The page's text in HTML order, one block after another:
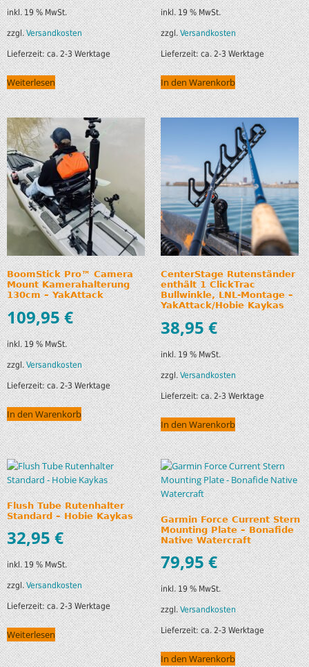
inkl. 19 % MwSt.
zzgl.Versandkosten
Lieferzeit:ca. 2-3 Werktage
Weiterlesen
inkl. 19 % MwSt.
zzgl.Versandkosten
Lieferzeit:ca. 2-3 Werktage
In den Warenkorb
BoomStick Pro™ Camera
Mount Kamerahalterung
130cm – YakAttack
109,95€
inkl. 19 % MwSt.
zzgl.Versandkosten
Lieferzeit:ca. 2-3 Werktage
In den Warenkorb
CenterStage Rutenständer
enthält 1 ClickTrac
Bullwinkle, LNL-Montage –
YakAttack/Hobie Kaykas
38,95€
inkl. 19 % MwSt.
zzgl.Versandkosten
Lieferzeit:ca. 2-3 Werktage
In den Warenkorb
Flush Tube Rutenhalter
Standard – Hobie Kaykas
32,95€
inkl. 19 % MwSt.
zzgl.Versandkosten
Lieferzeit:ca. 2-3 Werktage
Weiterlesen
Garmin Force Current Stern
Mounting Plate – Bonafide
Native Watercraft
79,95€
inkl. 19 % MwSt.
zzgl.Versandkosten
Lieferzeit:ca. 2-3 Werktage
In den Warenkorb